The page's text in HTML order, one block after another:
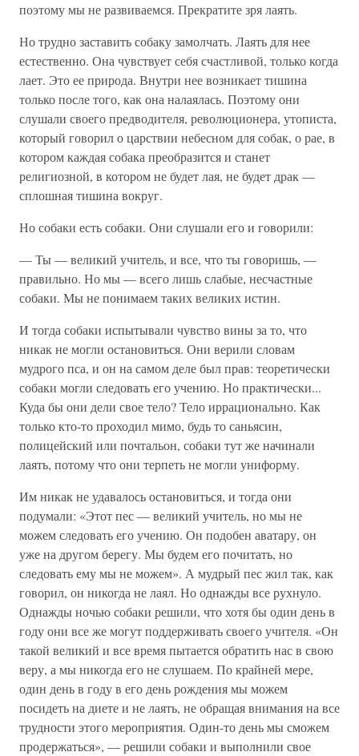
поэтому мы не развиваемся. Прекратите зря лаять.
Но трудно заставить собаку замолчать. Лаять для нее
естественно. Она чувствует себя счастливой, только когда
лает. Это ее природа. Внутри нее возникает тишина
только после того, как она налаялась. Поэтому они
слушали своего предводителя, революционера, утописта,
который говорил о царствии небесном для собак, о рае, в
котором каждая собака преобразится и станет
религиозной, в котором не будет лая, не будет драк —
сплошная тишина вокруг.
Но собаки есть собаки. Они слушали его и говорили:
— Ты — великий учитель, и все, что ты говоришь, —
правильно. Но мы — всего лишь слабые, несчастные
собаки. Мы не понимаем таких великих истин.
И тогда собаки испытывали чувство вины за то, что
никак не могли остановиться. Они верили словам
мудрого пса, и он на самом деле был прав: теоретически
собаки могли следовать его учению. Но практически...
Куда бы они дели свое тело? Тело иррационально. Как
только кто-то проходил мимо, будь то саньясин,
полицейский или почтальон, собаки тут же начинали
лаять, потому что они терпеть не могли униформу.
Им никак не удавалось остановиться, и тогда они
подумали: «Этот пес — великий учитель, но мы не
можем следовать его учению. Он подобен аватару, он
уже на другом берегу. Мы будем его почитать, но
следовать ему мы не можем». А мудрый пес жил так, как
говорил, он никогда не лаял. Но однажды все рухнуло.
Однажды ночью собаки решили, что хотя бы один день в
году они все же могут поддерживать своего учителя. «Он
такой великий и все время пытается обратить нас в свою
веру, а мы никогда его не слушаем. По крайней мере,
один день в году в его день рождения мы можем
посидеть на диете и не лаять, не обращая внимания на все
трудности этого мероприятия. Один-то день мы сможем
продержаться», — решили собаки и выполнили свое